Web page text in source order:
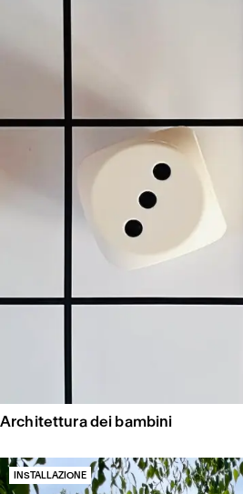
Architettura dei bambini
INSTALLAZIONE